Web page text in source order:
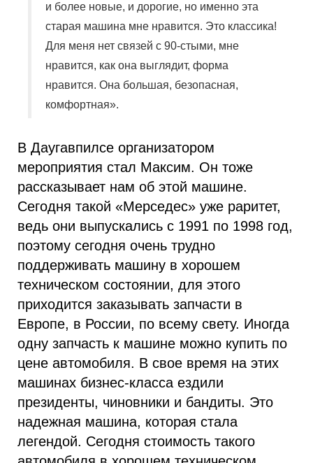
и более новые, и дорогие, но именно эта
старая машина мне нравится. Это классика!
Для меня нет связей с 90-стыми, мне
нравится, как она выглядит, форма
нравится. Она большая, безопасная,
комфортная».
В Даугавпилсе организатором
мероприятия стал Максим. Он тоже
рассказывает нам об этой машине.
Сегодня такой «Мерседес» уже раритет,
ведь они выпускались с 1991 по 1998 год,
поэтому сегодня очень трудно
поддерживать машину в хорошем
техническом состоянии, для этого
приходится заказывать запчасти в
Европе, в России, по всему свету. Иногда
одну запчасть к машине можно купить по
цене автомобиля. В свое время на этих
машинах бизнес-класса ездили
президенты, чиновники и бандиты. Это
надежная машина, которая стала
легендой. Сегодня стоимость такого